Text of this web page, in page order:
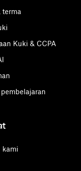
terma
Kuki & CCPA
kami